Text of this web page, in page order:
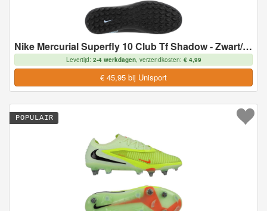
Nike Mercurial Superfly 10 Club Tf Shadow - Zwart/blauw - Turf (Tf), maat 44½
Levertijd: 2-4 werkdagen, verzendkosten: € 4,99
€ 45,95 bij Unisport
POPULAIR